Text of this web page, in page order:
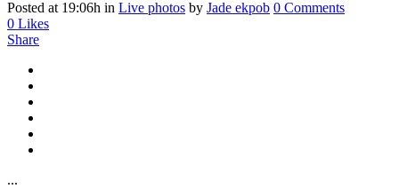
Posted at 19:06h in Live photos by Jade ekpob 0 Comments
0 Likes
Share
...